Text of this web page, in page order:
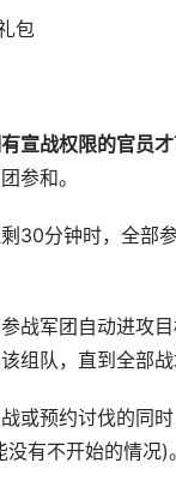
包
宣战权限的官员
参和。
分钟时，全部参
军团自动进攻目
组队，直到全部战
预约讨伐的同时
没有不开始的情况)。